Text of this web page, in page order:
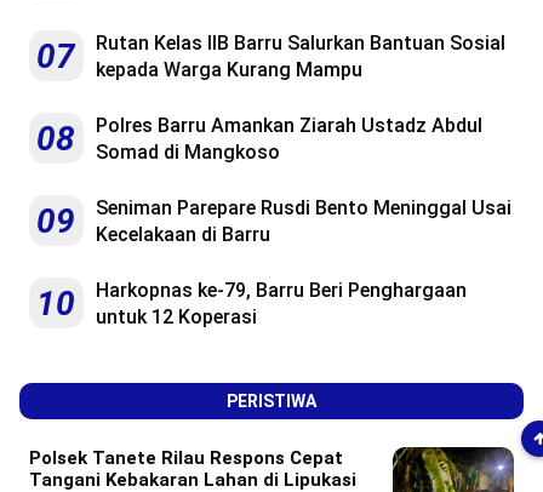
07
Rutan Kelas IIB Barru Salurkan Bantuan Sosial
kepada Warga Kurang Mampu
08
Polres Barru Amankan Ziarah Ustadz Abdul
Somad di Mangkoso
09
Seniman Parepare Rusdi Bento Meninggal Usai
Kecelakaan di Barru
10
Harkopnas ke-79, Barru Beri Penghargaan
untuk 12 Koperasi
PERISTIWA
Polsek Tanete Rilau Respons Cepat
Tangani Kebakaran Lahan di Lipukasi